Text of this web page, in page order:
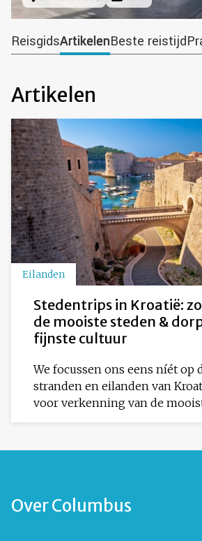
ReisgidsArtikelenBeste reistijd
Artikelen
Eilanden
Stedentrips in Kroatië:
de mooiste steden &
fijnste cultuur
We focussen ons eens níét op
stranden en eilanden van
voor verkenning van de
Over Columbus